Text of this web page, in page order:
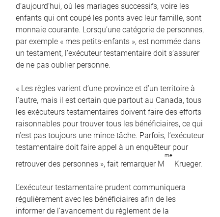
d’aujourd’hui, où les mariages successifs, voire les
enfants qui ont coupé les ponts avec leur famille, sont
monnaie courante. Lorsqu’une catégorie de personnes,
par exemple « mes petits-enfants », est nommée dans
un testament, l’exécuteur testamentaire doit s’assurer
de ne pas oublier personne.
« Les règles varient d’une province et d’un territoire à
l’autre, mais il est certain que partout au Canada, tous
les exécuteurs testamentaires doivent faire des efforts
raisonnables pour trouver tous les bénéficiaires, ce qui
n’est pas toujours une mince tâche. Parfois, l’exécuteur
testamentaire doit faire appel à un enquêteur pour
retrouver des personnes », fait remarquer M
me
Krueger.
L’exécuteur testamentaire prudent communiquera
régulièrement avec les bénéficiaires afin de les
informer de l’avancement du règlement de la